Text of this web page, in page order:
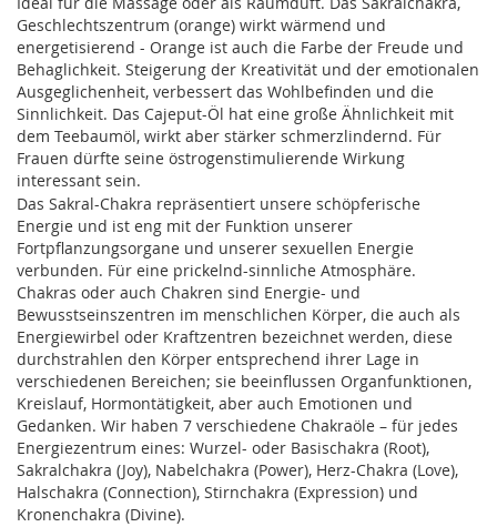
Geschlechtszentrum (orange) wirkt wärmend und
energetisierend - Orange ist auch die Farbe der Freude und
Behaglichkeit. Steigerung der Kreativität und der emotionalen
Ausgeglichenheit, verbessert das Wohlbefinden und die
Sinnlichkeit. Das Cajeput-Öl hat eine große Ähnlichkeit mit
dem Teebaumöl, wirkt aber stärker schmerzlindernd. Für
Frauen dürfte seine östrogenstimulierende Wirkung
interessant sein.
Das Sakral-Chakra repräsentiert unsere schöpferische
Energie und ist eng mit der Funktion unserer
Fortpflanzungsorgane und unserer sexuellen Energie
verbunden. Für eine prickelnd-sinnliche Atmosphäre.
Chakras oder auch Chakren sind Energie- und
Bewusstseinszentren im menschlichen Körper, die auch als
Energiewirbel oder Kraftzentren bezeichnet werden, diese
durchstrahlen den Körper entsprechend ihrer Lage in
verschiedenen Bereichen; sie beeinflussen Organfunktionen,
Kreislauf, Hormontätigkeit, aber auch Emotionen und
Gedanken. Wir haben 7 verschiedene Chakraöle – für jedes
Energiezentrum eines: Wurzel- oder Basischakra (Root),
Sakralchakra (Joy), Nabelchakra (Power), Herz-Chakra (Love),
Halschakra (Connection), Stirnchakra (Expression) und
Kronenchakra (Divine).